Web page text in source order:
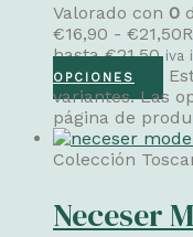
Valorado con 0
€16,90 - €21,50
hasta €21,50 iva
OPCIONES
variantes. Las
página de
Colección
Neceser